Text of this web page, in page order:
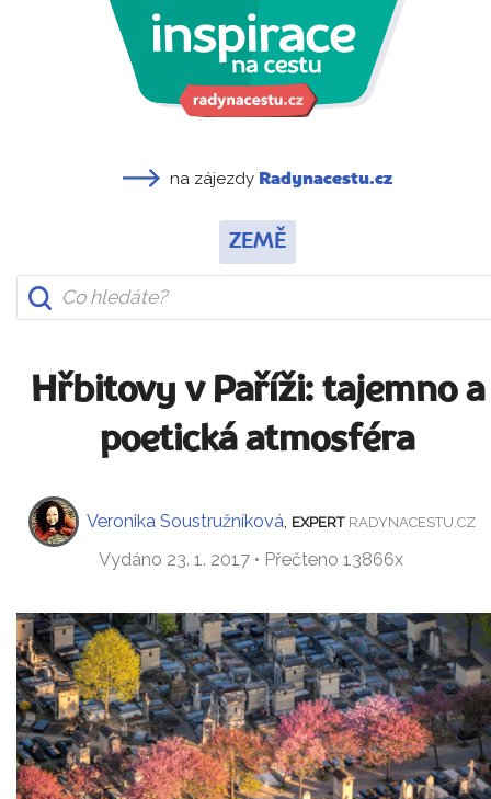
na zájezdy Radynacestu.cz
ZEMĚ
Hřbitovy v Paříži: tajemno a
poetická atmosféra
Veronika Soustružníková EXPERT RADYNACESTU.CZ
Vydáno 23. 1. 2017 • Přečteno 13866x